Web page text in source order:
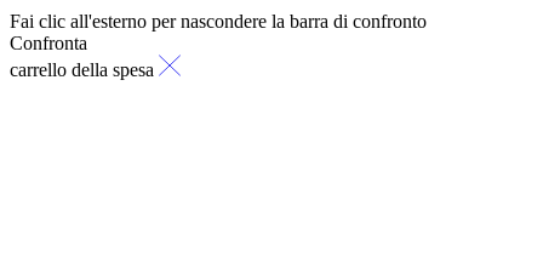
Fai clic all'esterno per nascondere la barra di confronto
Confronta
carrello della spesa